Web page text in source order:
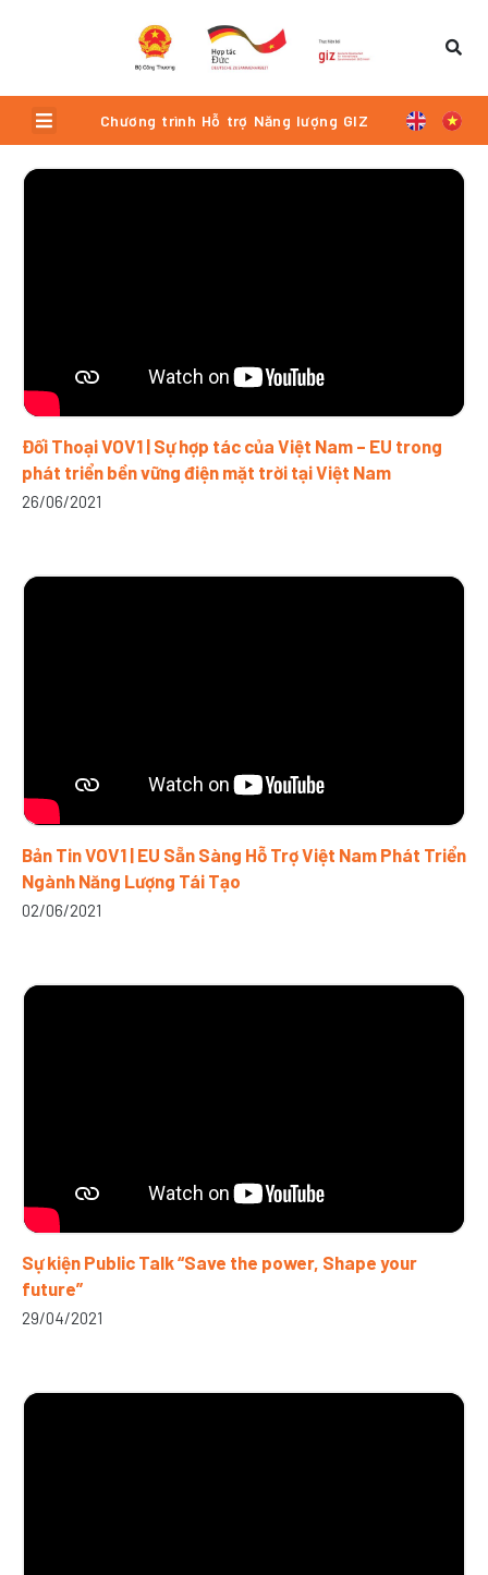
Menu Chương trình Hỗ trợ Năng lượng GIZ
Đối Thoại VOV1 | Sự hợp tác của Việt Nam – EU trong
phát triển bền vững điện mặt trời tại Việt Nam
26/06/2021
Bản Tin VOV1 | EU Sẵn Sàng Hỗ Trợ Việt Nam Phát Triển
Ngành Năng Lượng Tái Tạo
02/06/2021
Sự kiện Public Talk “Save the power, Shape your
future”
29/04/2021
TrangTrangTrangTrangTrang